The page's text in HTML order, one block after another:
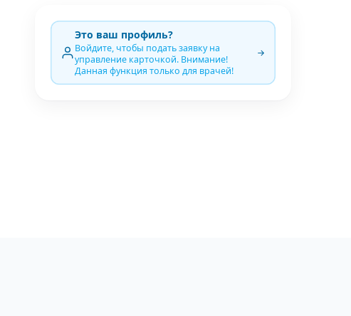
Это ваш профиль?
Войдите, чтобы подать заявку на
управление карточкой. Внимание!
Данная функция только для врачей!